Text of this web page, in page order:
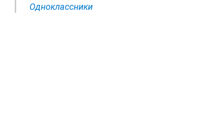
Одноклассники